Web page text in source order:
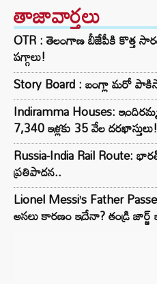
తాజావార్తలు
OTR : తెలంగాణ బీజేపీకి కొత్త
పగ్గాలు!
Story Board : బంగ్లా మరో
Indiramma Houses:
7,340 ఇళ్లకు 35 వేల దరఖాస్తులు!
Russia-India Rail Route:
ప్రతిపాదన..
Lionel Messi’s Father
అసలు కారణం ఇదేనా? తండ్రి జార్జ్